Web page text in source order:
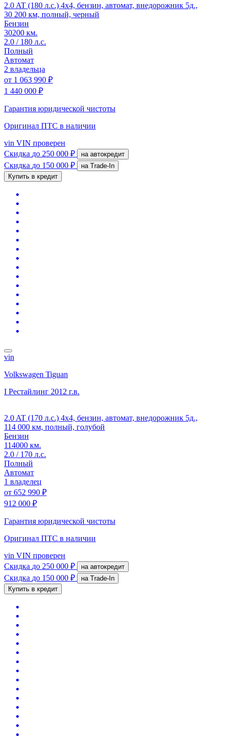
2.0 AT (180 л.с.) 4x4, бензин, автомат, внедорожник 5д.,
30 200 км, полный, черный
Бензин
30200 км.
2.0 / 180 л.с.
Полный
Автомат
2 владельца
от 1 063 990 ₽
1 440 000 ₽
Гарантия юридической чистоты
Оригинал ПТС в наличии
vin VIN проверен
Скидка до 250 000 ₽ на автокредит
Скидка до 150 000 ₽
на Trade-In
Купить в кредит
vin
Volkswagen Tiguan
I Рестайлинг 2012 г.в.
2.0 AT (170 л.с.) 4x4, бензин, автомат, внедорожник 5д.,
114 000 км, полный, голубой
Бензин
114000 км.
2.0 / 170 л.с.
Полный
Автомат
1 владелец
от 652 990 ₽
912 000 ₽
Гарантия юридической чистоты
Оригинал ПТС в наличии
vin VIN проверен
Скидка до 250 000 ₽ на автокредит
Скидка до 150 000 ₽
на Trade-In
Купить в кредит